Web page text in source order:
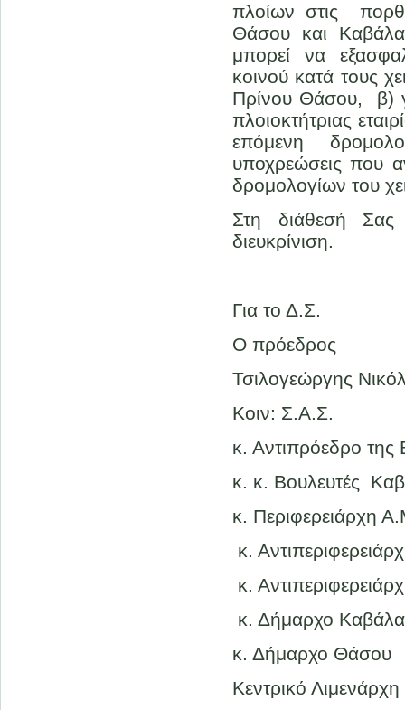
πλοίων στις
Θάσου και
μπορεί να
κοινού κατά τους
Πρίνου Θάσου, β)
πλοιοκτήτριας
επόμενη
υποχρεώσεις που
δρομολογίων του
Στη διάθεσή
διευκρίνιση.
Για το Δ.Σ.
Ο πρόεδρος
Τσιλογεώργης
Κοιν: Σ.Α.Σ.
κ. Αντιπρόεδρο της
κ. κ. Βουλευτές
κ. Περιφερειάρχη
κ.
κ.
κ. Δήμαρχο
κ. Δήμαρχο Θάσου
Kεντρικό